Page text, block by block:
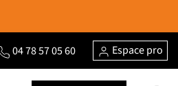
04 78 57 05 60 Espace pro